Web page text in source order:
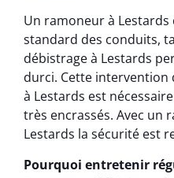
Un ramoneur à
standard des conduits,
débistrage à Lestards
durci. Cette intervention
à Lestards est
très encrassés. Avec un
Lestards la sécurité est
Pourquoi entretenir